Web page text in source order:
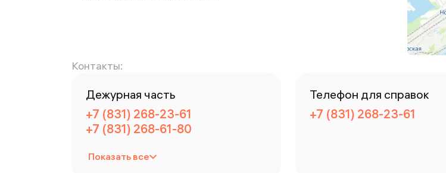
Контакты:
Дежурная часть
+7 (831) 268-23-61
+7 (831) 268-61-80
Показать все
Телефон для справок
+7 (831) 268-23-61